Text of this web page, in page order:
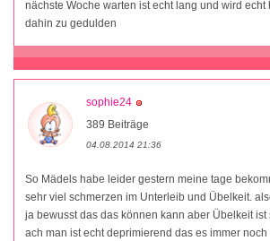
nächste Woche warten ist echt lang und wird echt
dahin zu gedulden
sophie24
389 Beiträge
04.08.2014 21:36
So Mädels habe leider gestern meine tage
sehr viel schmerzen im Unterleib und Übelkeit.
ja bewusst das das können kann aber Übelkeit
ach man ist echt deprimierend das es immer noch